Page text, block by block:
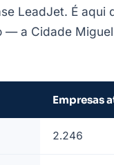
LeadJet. É aqui
— a Cidade
Empresas
2.246